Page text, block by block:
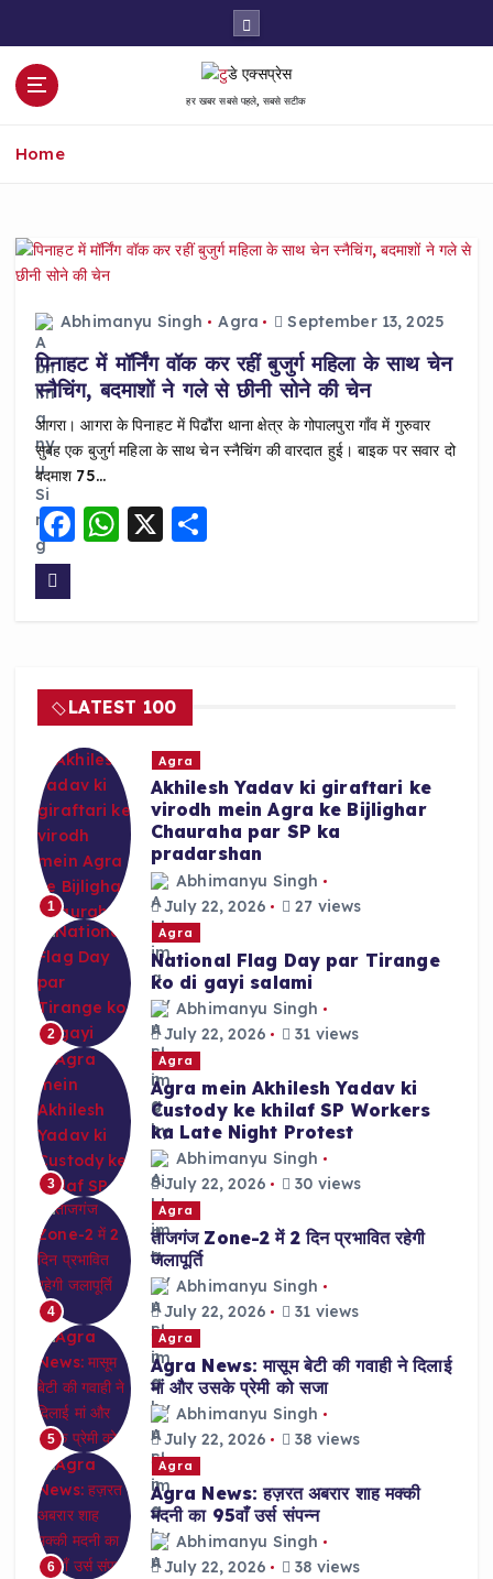
हर खबर सबसे पहले, सबसे सटीक
Home
Abhimanyu Singh Agra September 13, 2025
पिनाहट में मॉर्निंग वॉक कर रहीं बुजुर्ग महिला के साथ चेन
स्नैचिंग, बदमाशों ने गले से छीनी सोने की चेन
आगरा। आगरा के पिनाहट में पिढौंरा थाना क्षेत्र के गोपालपुरा गाँव में गुरुवार
सुबह एक बुजुर्ग महिला के साथ चेन स्नैचिंग की वारदात हुई। बाइक पर सवार दो
बदमाश 75…
F
o
o
k
W
p
p
X S
LATEST 100
1
Agra
Akhilesh Yadav ki giraftari ke
virodh mein Agra ke Bijlighar
Chauraha par SP ka
pradarshan
Abhimanyu Singh
July 22, 2026
27 views
2
Agra
National Flag Day par Tirange
ko di gayi salami
Abhimanyu Singh
July 22, 2026
31 views
3
Agra
Agra mein Akhilesh Yadav ki
Custody ke khilaf SP Workers
ka Late Night Protest
Abhimanyu Singh
July 22, 2026
30 views
4
Agra
ताजगंज Zone-2 में 2 दिन प्रभावित रहेगी
जलापूर्ति
Abhimanyu Singh
July 22, 2026
31 views
5
Agra
Agra News: मासूम बेटी की गवाही ने दिलाई
मां और उसके प्रेमी को सजा
Abhimanyu Singh
July 22, 2026
38 views
6
Agra
Agra News: हज़रत अबरार शाह मक्की
मदनी का 95वाँ उर्स संपन्न
Abhimanyu Singh
July 22, 2026
38 views